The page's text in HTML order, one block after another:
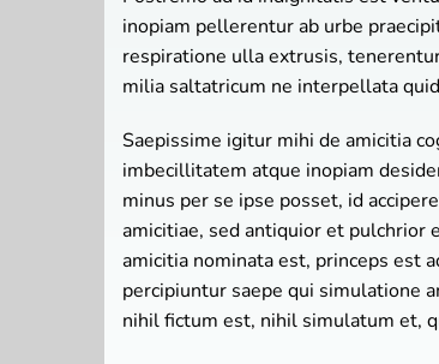
inopiam pellerentur ab urbe
respiratione ulla extrusis,
milia saltatricum ne interpellata
Saepissime igitur mihi de amicitia
imbecillitatem atque inopiam
minus per se ipse posset, id
amicitiae, sed antiquior et pulchrior
amicitia nominata est, princeps est
percipiuntur saepe qui simulatione
nihil fictum est, nihil simulatum et,